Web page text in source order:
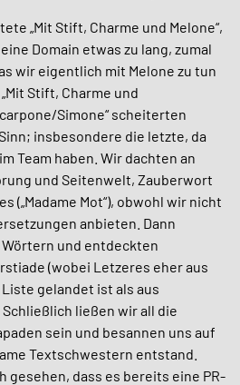
„Mit Stift, Charme und Melone“,
Domain etwas zu lang, zumal
wir eigentlich mit Melone zu tun
Stift, Charme und
Simone“ scheiterten
insbesondere die letzte, da
Team haben. Wir dachten an
und Seitenwelt, Zauberwort
(„Madame Mot“), obwohl wir nicht
anbieten. Dann
und entdeckten
(wobei Letzeres eher aus
gelandet ist als aus
ließen wir all die
sein und besannen uns auf
Textschwestern entstand.
gesehen, dass es bereits eine PR-